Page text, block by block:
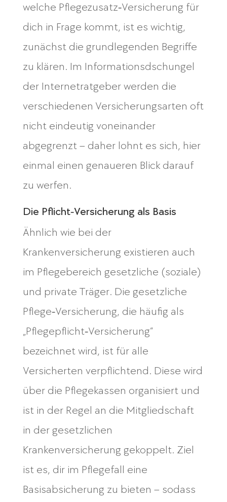
welche Pflegezusatz‑Versicherung für
dich in Frage kommt, ist es wichtig,
zunächst die grundlegenden Begriffe
zu klären. Im Informationsdschungel
der Internetratgeber werden die
verschiedenen Versicherungsarten oft
nicht eindeutig voneinander
abgegrenzt – daher lohnt es sich, hier
einmal einen genaueren Blick darauf
zu werfen.
Die Pflicht‑Versicherung als Basis
Ähnlich wie bei der
Krankenversicherung existieren auch
im Pflegebereich gesetzliche (soziale)
und private Träger. Die gesetzliche
Pflege‑Versicherung, die häufig als
„Pflegepflicht‑Versicherung“
bezeichnet wird, ist für alle
Versicherten verpflichtend. Diese wird
über die Pflegekassen organisiert und
ist in der Regel an die Mitgliedschaft
in der gesetzlichen
Krankenversicherung gekoppelt. Ziel
ist es, dir im Pflegefall eine
Basisabsicherung zu bieten – sodass